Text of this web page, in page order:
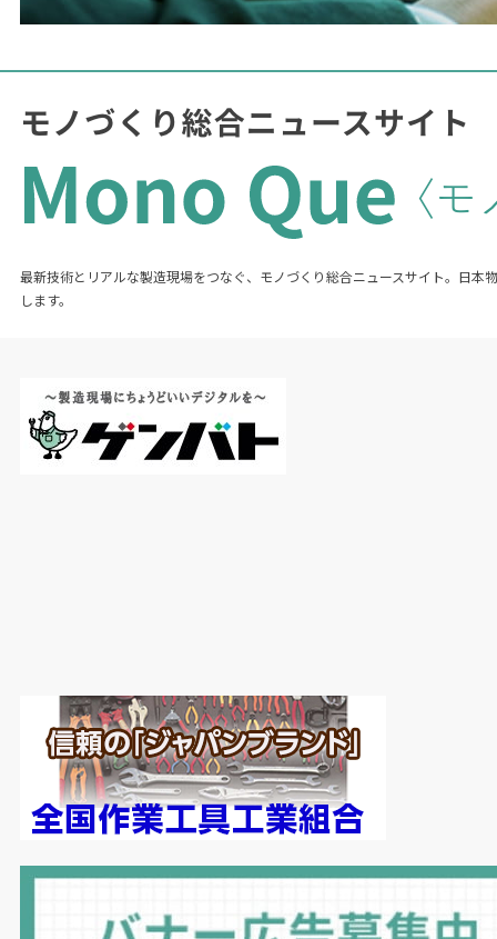
最新技術とリアルな製造現場をつなぐ、モノづくり総合ニュースサイト。日本
します。